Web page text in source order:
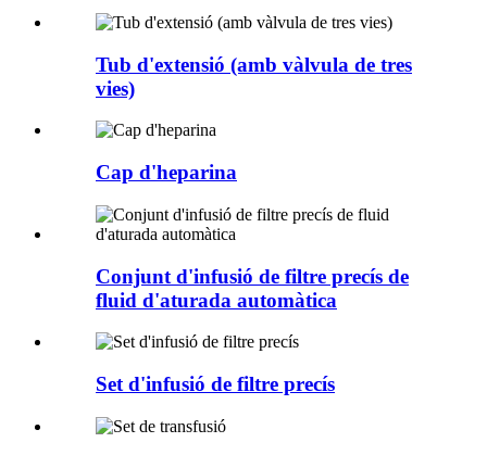
Tub d'extensió (amb vàlvula de tres
vies)
Cap d'heparina
Conjunt d'infusió de filtre precís de
fluid d'aturada automàtica
Set d'infusió de filtre precís